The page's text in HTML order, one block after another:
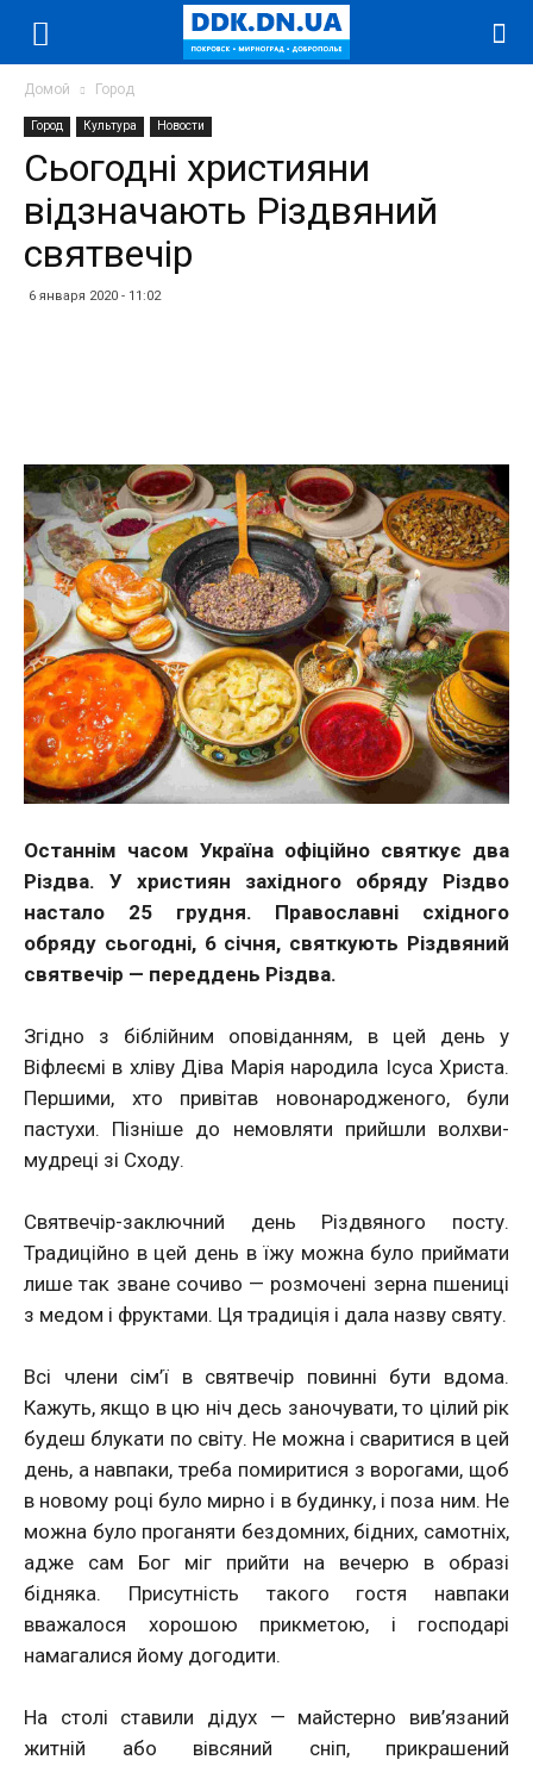
Домой Город
Город Культура Новости
Сьогодні християни
відзначають Різдвяний
святвечір
6 января 2020 - 11:02
Останнім часом Україна офіційно святкує два
Різдва. У християн західного обряду Різдво
настало 25 грудня. Православні східного
обряду сьогодні, 6 січня, святкують Різдвяний
святвечір — переддень Різдва.
Згідно з біблійним оповіданням, в цей день у
Віфлеємі в хліву Діва Марія народила Ісуса Христа.
Першими, хто привітав новонародженого, були
пастухи. Пізніше до немовляти прийшли волхви-
мудреці зі Сходу.
Святвечір-заключний день Різдвяного посту.
Традиційно в цей день в їжу можна було приймати
лише так зване сочиво — розмочені зерна пшениці
з медом і фруктами. Ця традиція і дала назву святу.
Всі члени сім’ї в святвечір повинні бути вдома.
Кажуть, якщо в цю ніч десь заночувати, то цілий рік
будеш блукати по світу. Не можна і сваритися в цей
день, а навпаки, треба помиритися з ворогами, щоб
в новому році було мирно і в будинку, і поза ним. Не
можна було проганяти бездомних, бідних, самотніх,
адже сам Бог міг прийти на вечерю в образі
бідняка. Присутність такого гостя навпаки
вважалося хорошою прикметою, і господарі
намагалися йому догодити.
На столі ставили дідух — майстерно вив’язаний
житній або вівсяний сніп, прикрашений